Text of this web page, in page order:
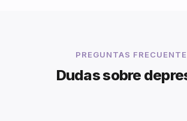
PREGUNTAS
Dudas sobre